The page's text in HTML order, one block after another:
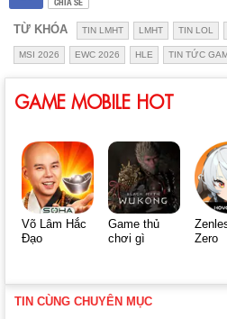
TỪ KHÓA TIN LMHT LMHT TIN LOL
MSI 2026 EWC 2026 HLE TIN TỨC
GAME MOBILE HOT
Võ Lâm Hắc
Đạo
Game thủ
chơi gì
Zero
TIN CÙNG CHUYÊN MỤC